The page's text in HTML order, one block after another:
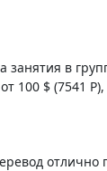
в
100 $⁣ (7541 Р